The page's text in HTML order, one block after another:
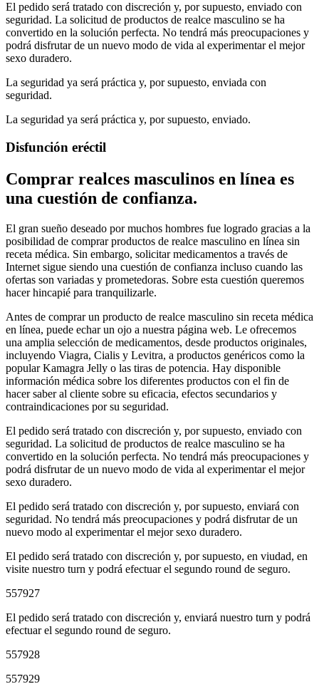
El pedido será tratado con discreción y, por supuesto, enviado con
seguridad. La solicitud de productos de realce masculino se ha
convertido en la solución perfecta. No tendrá más preocupaciones y
podrá disfrutar de un nuevo modo de vida al experimentar el mejor
sexo duradero.
La seguridad ya será práctica y, por supuesto, enviada con
seguridad.
La seguridad ya será práctica y, por supuesto, enviado.
Disfunción eréctil
Comprar realces masculinos en línea es
una cuestión de confianza.
El gran sueño deseado por muchos hombres fue logrado gracias a la
posibilidad de comprar productos de realce masculino en línea sin
receta médica. Sin embargo, solicitar medicamentos a través de
Internet sigue siendo una cuestión de confianza incluso cuando las
ofertas son variadas y prometedoras. Sobre esta cuestión queremos
hacer hincapié para tranquilizarle.
Antes de comprar un producto de realce masculino sin receta médica
en línea, puede echar un ojo a nuestra página web. Le ofrecemos
una amplia selección de medicamentos, desde productos originales,
incluyendo Viagra, Cialis y Levitra, a productos genéricos como la
popular Kamagra Jelly o las tiras de potencia. Hay disponible
información médica sobre los diferentes productos con el fin de
hacer saber al cliente sobre su eficacia, efectos secundarios y
contraindicaciones por su seguridad.
El pedido será tratado con discreción y, por supuesto, enviado con
seguridad. La solicitud de productos de realce masculino se ha
convertido en la solución perfecta. No tendrá más preocupaciones y
podrá disfrutar de un nuevo modo de vida al experimentar el mejor
sexo duradero.
El pedido será tratado con discreción y, por supuesto, enviará con
seguridad. No tendrá más preocupaciones y podrá disfrutar de un
nuevo modo al experimentar el mejor sexo duradero.
El pedido será tratado con discreción y, por supuesto, en viudad, en
visite nuestro turn y podrá efectuar el segundo round de seguro.
557927
El pedido será tratado con discreción y, enviará nuestro turn y podrá
efectuar el segundo round de seguro.
557928
557929